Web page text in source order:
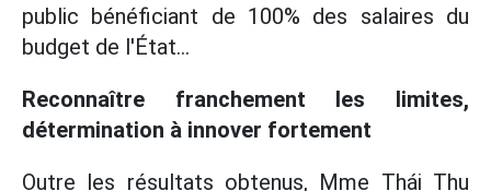
public bénéficiant de 100% des salaires du
budget de l'État...
Reconnaître franchement les limites,
détermination à innover fortement
Outre les résultats obtenus, Mme Thái Thu